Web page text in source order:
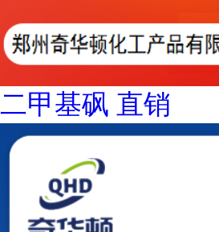
二甲基砜 直销